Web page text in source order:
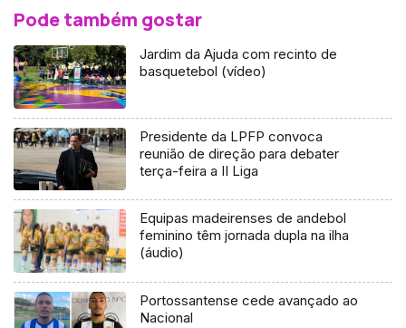
Pode também gostar
Jardim da Ajuda com recinto de
basquetebol (vídeo)
Presidente da LPFP convoca
reunião de direção para debater
terça-feira a II Liga
Equipas madeirenses de andebol
feminino têm jornada dupla na ilha
(áudio)
Portossantense cede avançado ao
Nacional